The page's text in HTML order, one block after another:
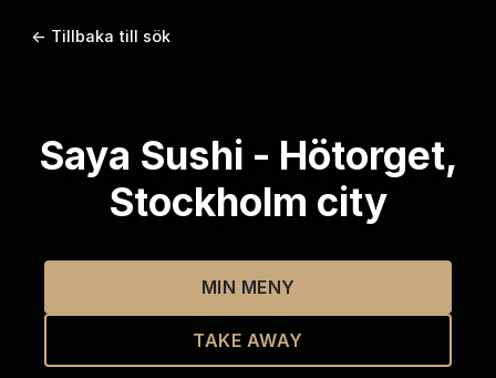
← Tillbaka till sök
Saya Sushi - Hötorget,
Stockholm city
MIN MENY
TAKE AWAY